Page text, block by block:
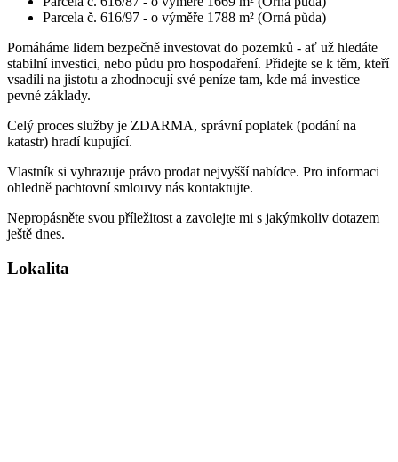
Parcela č. 616/97 - o výměře 1788 m² (Orná půda)
Pomáháme lidem bezpečně investovat do pozemků - ať už hledáte
stabilní investici, nebo půdu pro hospodaření. Přidejte se k těm, kteří
vsadili na jistotu a zhodnocují své peníze tam, kde má investice
pevné základy.
Celý proces služby je ZDARMA, správní poplatek (podání na
katastr) hradí kupující.
Vlastník si vyhrazuje právo prodat nejvyšší nabídce. Pro informaci
ohledně pachtovní smlouvy nás kontaktujte.
Nepropásněte svou příležitost a zavolejte mi s jakýmkoliv dotazem
ještě dnes.
Lokalita